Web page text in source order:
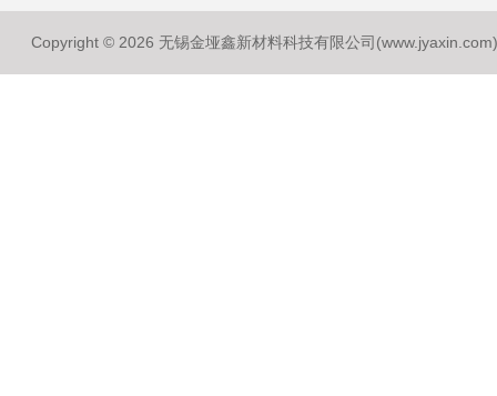
Copyright © 2026 无锡金垭鑫新材料科技有限公司